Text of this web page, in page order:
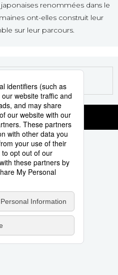
Русский
renommées dans le
ont-elles construit leur
sur leur parcours.